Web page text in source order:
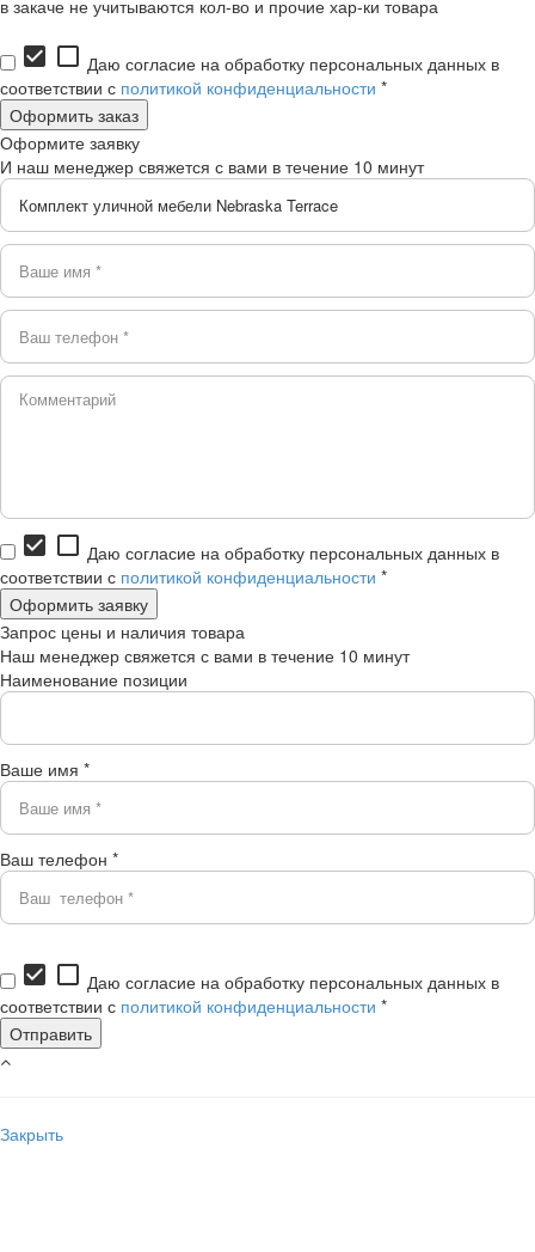
в закаче не учитываются кол-во и прочие хар-ки товара
check_box check_box_outline_blank Даю согласие на обработку персональных данных в
соответствии с политикой конфиденциальности *
Оформите заявку
И наш менеджер свяжется с вами в течение 10 минут
check_box check_box_outline_blank Даю согласие на обработку персональных данных в
соответствии с политикой конфиденциальности *
Запрос цены и наличия товара
Наш менеджер свяжется с вами в течение 10 минут
Наименование позиции
Ваше имя *
Ваш телефон *
check_box check_box_outline_blank Даю согласие на обработку персональных данных в
соответствии с политикой конфиденциальности *
Закрыть